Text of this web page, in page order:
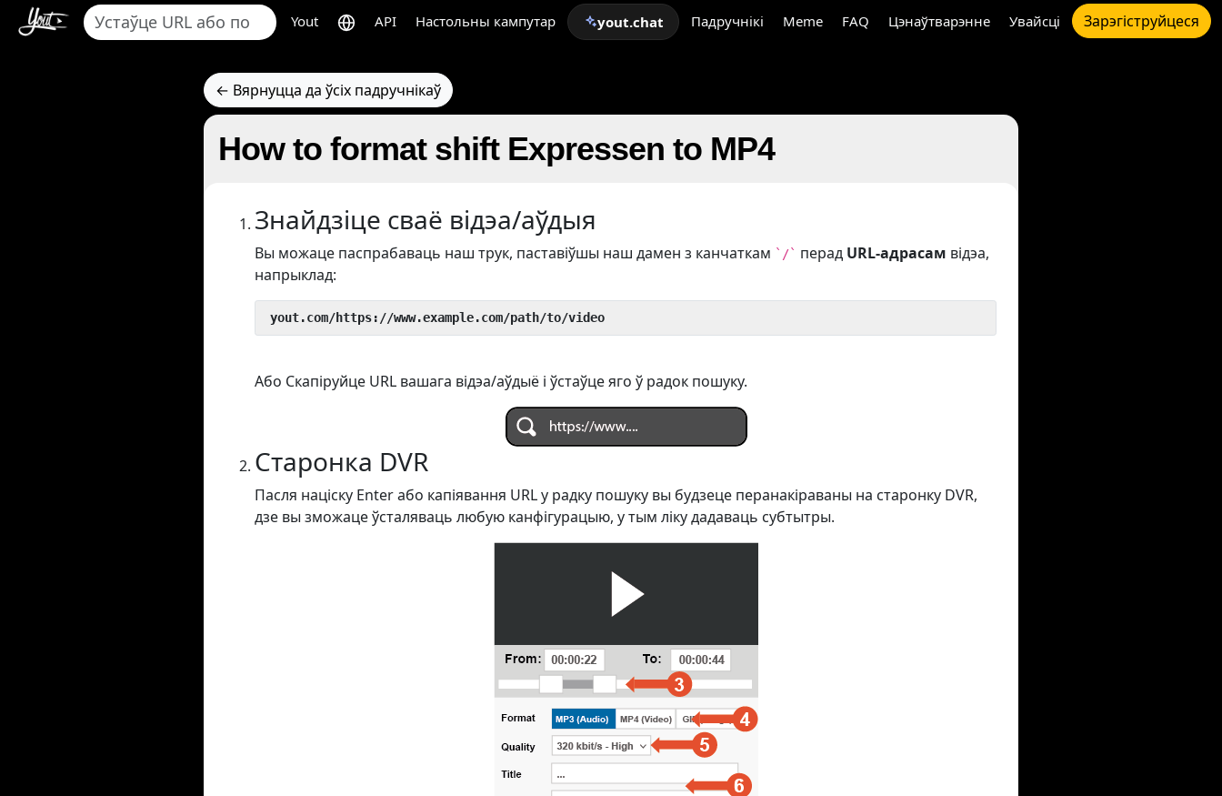
Yout API Настольны кампутар yout.chat Падручнікі Meme FAQ Цэнаўтварэнне Увайсці Зарэгіструйцеся
← Вярнуцца да ўсіх падручнікаў
How to format shift Expressen to MP4
Знайдзіце сваё відэа/аўдыя
Вы можаце паспрабаваць наш трук, паставіўшы наш дамен з канчаткам `/` перад URL-адрасам відэа,
напрыклад:
yout.com/https://www.example.com/path/to/video
Або Скапіруйце URL вашага відэа/аўдыё і ўстаўце яго ў радок пошуку.
Старонка DVR
Пасля націску Enter або капіявання URL у радку пошуку вы будзеце перанакіраваны на старонку DVR,
дзе вы зможаце ўсталяваць любую канфігурацыю, у тым ліку дадаваць субтытры.